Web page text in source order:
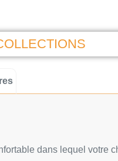
dans lequel votre